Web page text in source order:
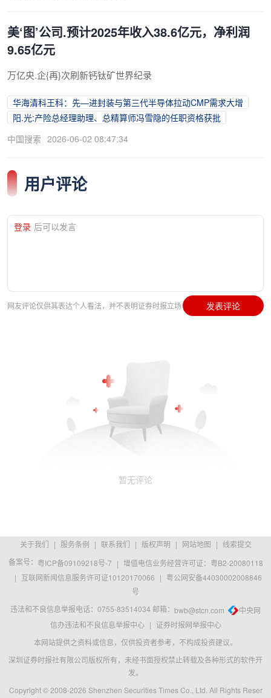
美‘图’公司.预计2025年收入38.6亿元，净利润
9.65亿元
万亿央.企{再}次刷新钙钛矿世界纪录
华海清科王科：先—进封装与第三代半导体拉动CMP需求大增
阳.光:产险总经理助理、总精算师冯雪隐的任职资格获批
中国搜索 2026-06-02 08:47:34
用户评论
登录 后可以发言
网友评论仅供其表达个人看法，并不表明证券时报立场 发表评论
暂无评论
关于我们 | 服务条例 | 联系我们 | 版权声明 | 网站地图 | 线索提交
备案号： 粤ICP备09109218号-7 | 增值电信业务经营许可证：粤B2-20080118
| 互联网新闻信息服务许可证10120170066 | 粤公网安备44030002008846
号
违法和不良信息举报电话：0755-83514034 邮箱： bwb@stcn.com
中央网
信办违法和不良信息举报中心 | 证券时报网举报中心
本网站提供之资料或信息，仅供投资者参考，不构成投资建议。
深圳证券时报社有限公司版权所有，未经书面授权禁止转载及各种形式的软件开
发。
Copyright © 2008-2026 Shenzhen Securities Times Co., Ltd. All Rights Reser